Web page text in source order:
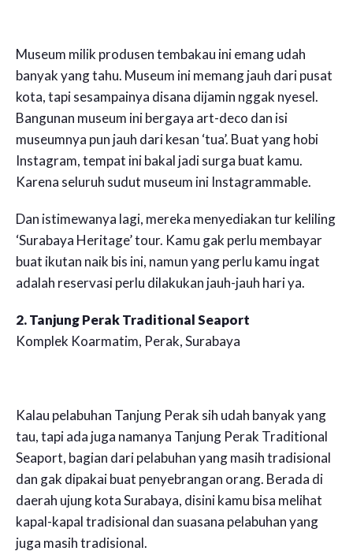
Museum milik produsen tembakau ini emang udah
banyak yang tahu. Museum ini memang jauh dari pusat
kota, tapi sesampainya disana dijamin nggak nyesel.
Bangunan museum ini bergaya art-deco dan isi
museumnya pun jauh dari kesan ‘tua’. Buat yang hobi
Instagram, tempat ini bakal jadi surga buat kamu.
Karena seluruh sudut museum ini Instagrammable.
Dan istimewanya lagi, mereka menyediakan tur keliling
‘Surabaya Heritage’ tour. Kamu gak perlu membayar
buat ikutan naik bis ini, namun yang perlu kamu ingat
adalah reservasi perlu dilakukan jauh-jauh hari ya.
2. Tanjung Perak Traditional Seaport
Komplek Koarmatim, Perak, Surabaya
Kalau pelabuhan Tanjung Perak sih udah banyak yang
tau, tapi ada juga namanya Tanjung Perak Traditional
Seaport, bagian dari pelabuhan yang masih tradisional
dan gak dipakai buat penyebrangan orang. Berada di
daerah ujung kota Surabaya, disini kamu bisa melihat
kapal-kapal tradisional dan suasana pelabuhan yang
juga masih tradisional.